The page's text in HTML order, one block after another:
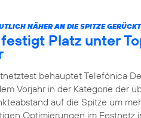
NÄHER AN DIE SPITZE
festigt Platz unter
behauptet Telefónica
Vorjahr in der Kategorie der
auf die Spitze um
Optimierungen im Festnetz